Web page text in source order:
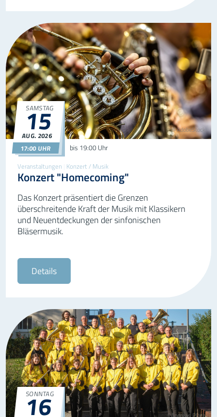
©AdobeStock
Veranstaltungen Konzert / Musik
Konzert "Homecoming"
SAMSTAG
15
AUG.2026
17:00 UHR
15.08.2026
17:00
bis 19:00 Uhr
Das Konzert präsentiert die Grenzen
überschreitende Kraft der Musik mit Klassikern
und Neuentdeckungen der sinfonischen
Bläsermusik.
Details
SONNTAG
16